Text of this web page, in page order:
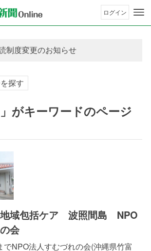
ログイン
制度変更のお知らせ
宅新聞 無料会員の皆様へ閲覧本数変更
宅新聞 無料会員の皆様へ閲覧本数変更
探す
」がキーワードのページ
地域包括ケア 波照間島 NPO
会
でNPO法人すむづれの会(沖縄県竹富